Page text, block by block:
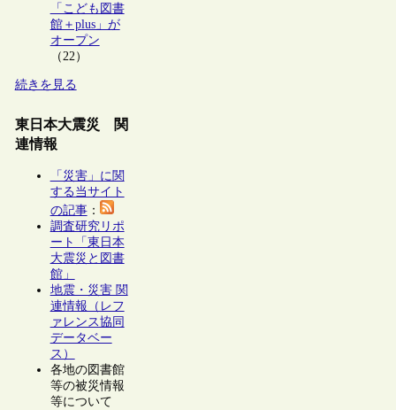
「こども図書
館＋plus」が
オープン
（22）
続きを見る
東日本大震災 関
連情報
「災害」に関
する当サイト
の記事：
調査研究リポ
ート「東日本
大震災と図書
館」
地震・災害 関
連情報（レフ
ァレンス協同
データベー
ス）
各地の図書館
等の被災情報
等について